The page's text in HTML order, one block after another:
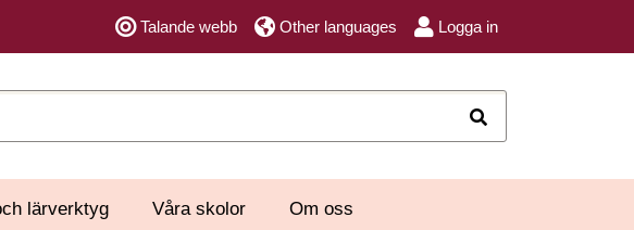
Talande webb Other languages Logga in
lärverktyg Våra skolor Om oss